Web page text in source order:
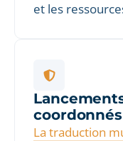
et les
coordonnés
La traduction